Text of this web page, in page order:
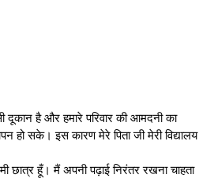
दूकान है और हमारे परिवार की आमदनी का
हो सके। इस कारण मेरे पिता जी मेरी विद्यालय
छात्र हूँ। मैं अपनी पढ़ाई निरंतर रखना चाहता